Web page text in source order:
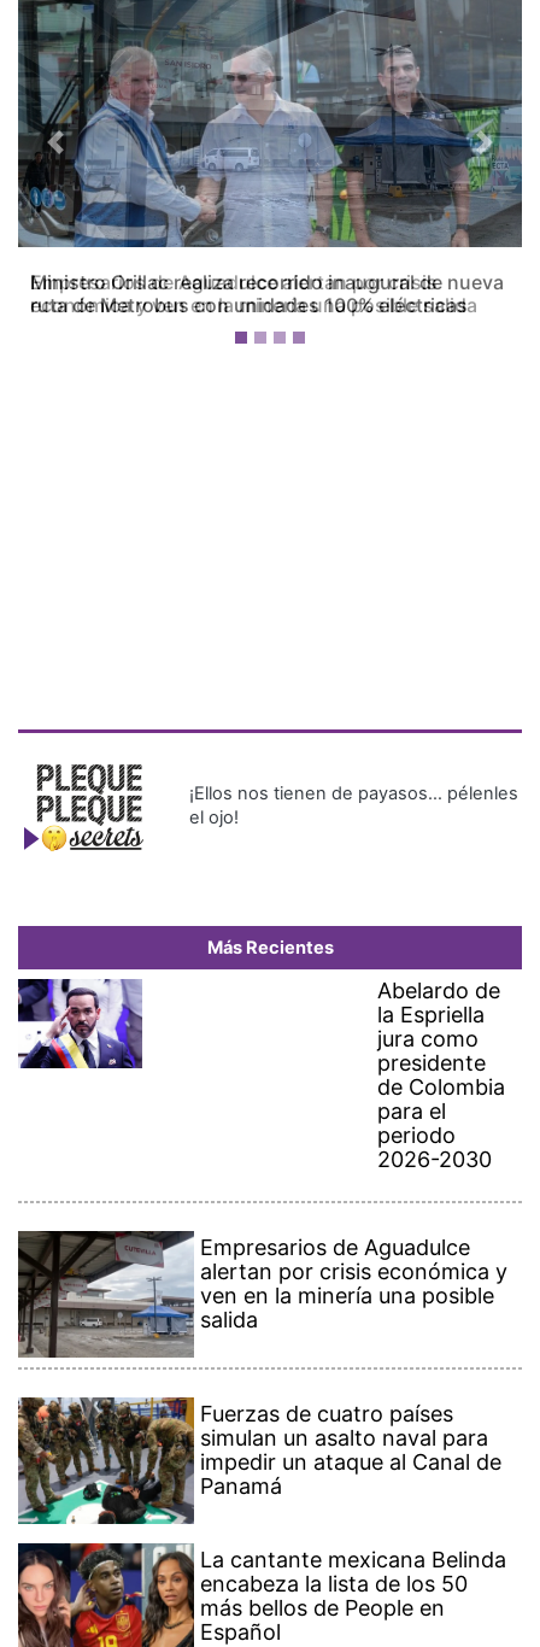
Empresarios de Aguadulce alertan por crisis
económica y ven en la minería una posible salida
Previous Next
¡Ellos nos tienen de payasos… pélenles
el ojo!
Más Recientes
Abelardo de
la Espriella
jura como
presidente
de Colombia
para el
periodo
2026-2030
Empresarios de Aguadulce
alertan por crisis económica y
ven en la minería una posible
salida
Fuerzas de cuatro países
simulan un asalto naval para
impedir un ataque al Canal de
Panamá
La cantante mexicana Belinda
encabeza la lista de los 50
más bellos de People en
Español